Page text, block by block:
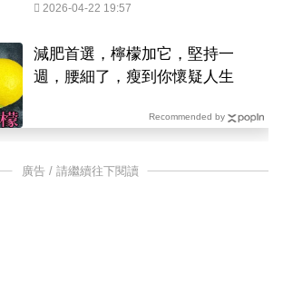
2026-04-22 19:57
減肥首選，檸檬加它，堅持一
週，腰細了，瘦到你懷疑人生
Recommended by
廣告 / 請繼續往下閱讀